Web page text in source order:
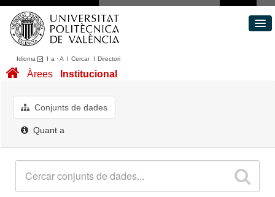
Idioma I a ·A I CercarI Directori
Conjunts de dades
Quant a
Àrees Institucional
Conjunts de dades
Quant a